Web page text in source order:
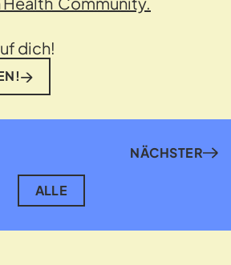
dich!
ALLE
NÄCHSTER